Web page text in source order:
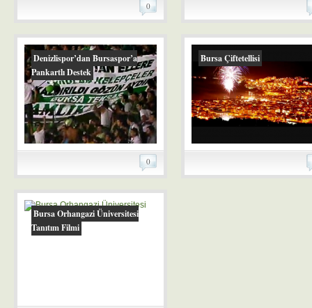
0
Denizlispor’dan Bursaspor’a
Pankartlı Destek
0
Bursa Çiftetellisi
Bursa Orhangazi Üniversitesi
Tanıtım Filmi